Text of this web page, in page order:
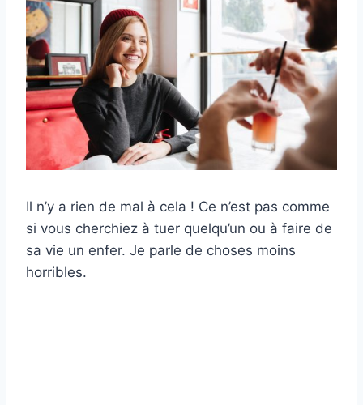
Il n’y a rien de mal à cela ! Ce n’est pas comme
si vous cherchiez à tuer quelqu’un ou à faire de
sa vie un enfer. Je parle de choses moins
horribles.